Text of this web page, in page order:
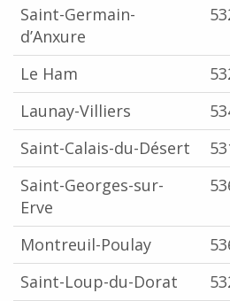
Saint-Germain-
d’Anxure
Le Ham
Launay-Villiers
Saint-Calais-du-Désert
Saint-Georges-sur-
Erve
Montreuil-Poulay
Saint-Loup-du-Dorat